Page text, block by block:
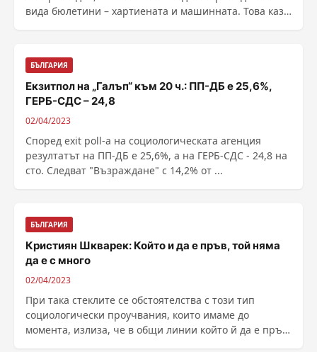
вида бюлетини – хартиената и машинната. Това каза
БЪЛГАРИЯ
Екзитпол на „Галъп“ към 20 ч.: ПП-ДБ е 25,6%,
ГЕРБ-СДС – 24,8
02/04/2023
Според exit poll-а на социологическата агенция
резултатът на ПП-ДБ е 25,6%, а на ГЕРБ-СДС - 24,8 на
сто. Следват "Възраждане" с 14,2% от ...
БЪЛГАРИЯ
Кристиян Шкварек: Който и да е пръв, той няма
да е с много
02/04/2023
При така стеклите се обстоятелства с този тип
социологически проучвания, които имаме до
момента, излиза, че в общи линии който й да е пръв,